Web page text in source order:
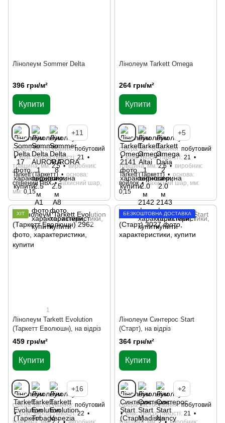
Лінолеум Sommer Delta
396 грн/м²
Купити
+11
сфера застосування побутовий
клас зносостійкості 21
товщина, мм 2.5
виробник
Tarkett (Таркетт)
основа
спінений ПВХ
захисний шар,
мм 0,15
Лінолеум Tarkett Omega
264 грн/м²
Купити
+5
сфера застосування побутовий
клас зносостійкості 21
товщина, мм 2.6
виробник
Tarkett (Таркетт)
основа
войлок
захисний шар, мм
0,15
ХІТ
1
Лінолеум Tarkett Evolution
(Таркетт Еволюшн), на відріз
459 грн/м²
Купити
+16
сфера застосування побутовий
клас зносостійкості 22
БЕЗКОШТОВНА ДОСТАВКА
Лінолеум Синтерос Start
(Старт), на відріз
364 грн/м²
Купити
+2
сфера застосування побутовий
клас зносостійкості 21